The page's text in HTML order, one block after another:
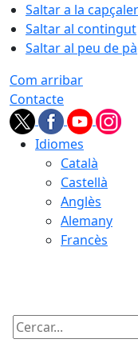
Saltar a la
Saltar al contingut
Saltar al peu de
Com arribar
Contacte
Idiomes
Català
Castellà
Anglès
Alemany
Francès
Cercar: